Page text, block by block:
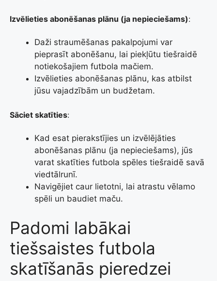
Izvēlieties abonēšanas plānu (ja nepieciešams):
Daži straumēšanas pakalpojumi var
pieprasīt abonēšanu, lai piekļūtu tiešraidē
notiekošajiem futbola mačiem.
Izvēlieties abonēšanas plānu, kas atbilst
jūsu vajadzībām un budžetam.
Sāciet skatīties:
Kad esat pierakstījies un izvēlējāties
abonēšanas plānu (ja nepieciešams), jūs
varat skatīties futbola spēles tiešraidē savā
viedtālrunī.
Navigējiet caur lietotni, lai atrastu vēlamo
spēli un baudiet maču.
Padomi labākai
tiešsaistes futbola
skatīšanās pieredzei